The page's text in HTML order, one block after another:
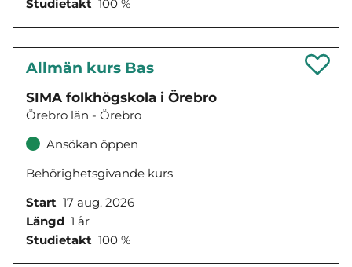
Studietakt 100 %
Allmän kurs Bas
SIMA folkhögskola i Örebro
Örebro län - Örebro
Ansökan öppen
Behörighetsgivande kurs
Start 17 aug. 2026
Längd 1 år
Studietakt 100 %